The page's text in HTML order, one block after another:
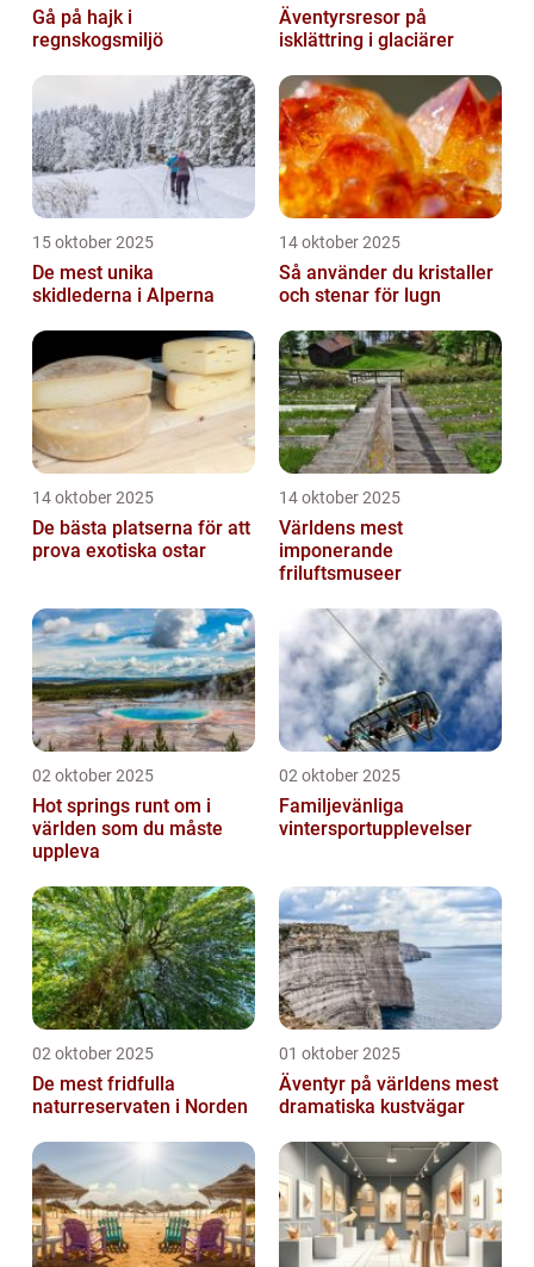
Gå på hajk i
regnskogsmiljö
Äventyrsresor på
isklättring i glaciärer
15 oktober 2025
De mest unika
skidlederna i Alperna
14 oktober 2025
Så använder du kristaller
och stenar för lugn
14 oktober 2025
De bästa platserna för att
prova exotiska ostar
14 oktober 2025
Världens mest
imponerande
friluftsmuseer
02 oktober 2025
Hot springs runt om i
världen som du måste
uppleva
02 oktober 2025
Familjevänliga
vintersportupplevelser
02 oktober 2025
De mest fridfulla
naturreservaten i Norden
01 oktober 2025
Äventyr på världens mest
dramatiska kustvägar